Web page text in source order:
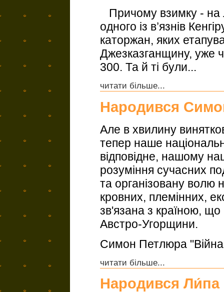
Причому взимку - на
одного із в’язнів
каторжан, яких
Джезказганщину, уже
300. Та й ті були...
читати більше...
Народився
Але в хвилину
тепер наше
відповідне, нашому
розуміння сучасних
та організовану волю
кровних, племінних,
зв'язана з країною, що
Австро-Угорщини.
Симон Петлюра "Війна
читати більше...
Народився